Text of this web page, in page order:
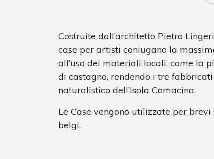
Costruite dall’architetto Pietro
case per artisti coniugano la
all’uso dei materiali locali, come la
di castagno, rendendo i tre
naturalistico dell’Isola Comacina.
Le Case vengono utilizzate per
belgi.